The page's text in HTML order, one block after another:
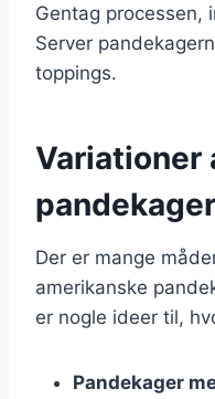
Gentag processen,
Server
toppings.
Variationer
Der er mange
amerikanske
er nogle ideer til,
Pandekager